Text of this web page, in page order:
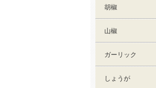
胡椒
山椒
ガーリック
しょうが